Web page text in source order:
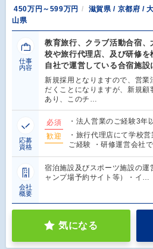
450万円～599万円
滋賀県 / 京都府 /
山県
仕事
内容
教育旅行、クラブ活動合宿
校や旅行代理店、及び研修
自社で運営している合宿施設
新規採用となりますので、営
だくことになりますが、新規
あり、このチ…
応募
資格
必須
・法人営業のご経験3年
歓迎
・旅行代理店にて学校
ご経験 ・研修運営会社
会社
概要
宿泊施設及びスポーツ施設の
ャンプ場予約サイト等）・イ…
気になる